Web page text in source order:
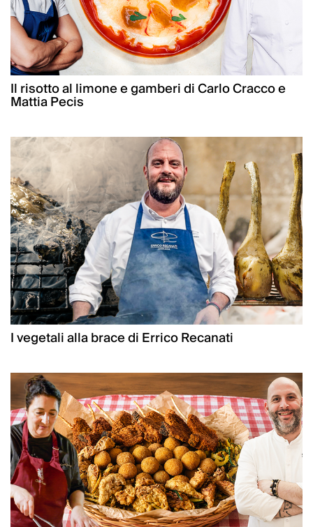
Il risotto al limone e gamberi di Carlo Cracco e
Mattia Pecis
I vegetali alla brace di Errico Recanati